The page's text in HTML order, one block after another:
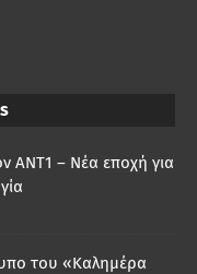
ΑΝΤ1 – Νέα εποχή για
του «Καλημέρα